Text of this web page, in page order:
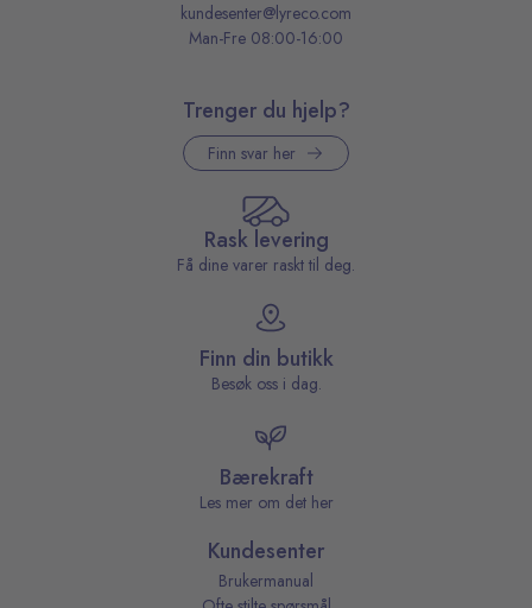
kundesenter@lyreco.com
Man-Fre 08:00-16:00
Trenger du hjelp?
Finn svar her
Rask levering
Få dine varer raskt til deg.
Finn din butikk
Besøk oss i dag.
Bærekraft
Les mer om det her
Kundesenter
Brukermanual